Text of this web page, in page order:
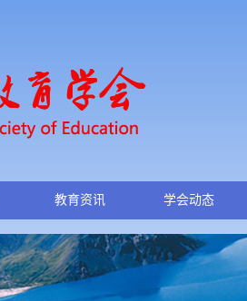
教育资讯 学会动态